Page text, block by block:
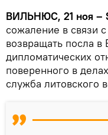
ВИЛЬНЮС, 21 ноя –
сожаление в связи
возвращать посла
дипломатических
поверенного в
служба литовского